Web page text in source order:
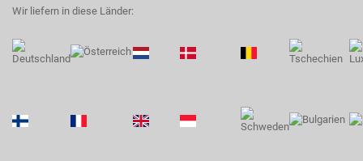
Wir liefern in diese Länder: